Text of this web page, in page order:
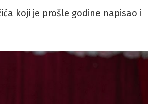
koji je prošle godine napisao i